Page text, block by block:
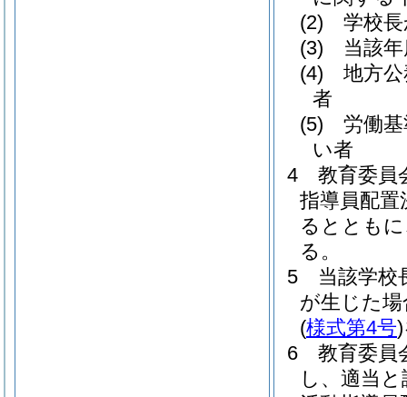
(2)
学校
(3)
当該
(4)
地方
者
(5)
労働
い者
4
教育委員
指導員配置
るととも
る。
5
当該学校
が生じた
(様式第4号)
6
教育委員
し、適当